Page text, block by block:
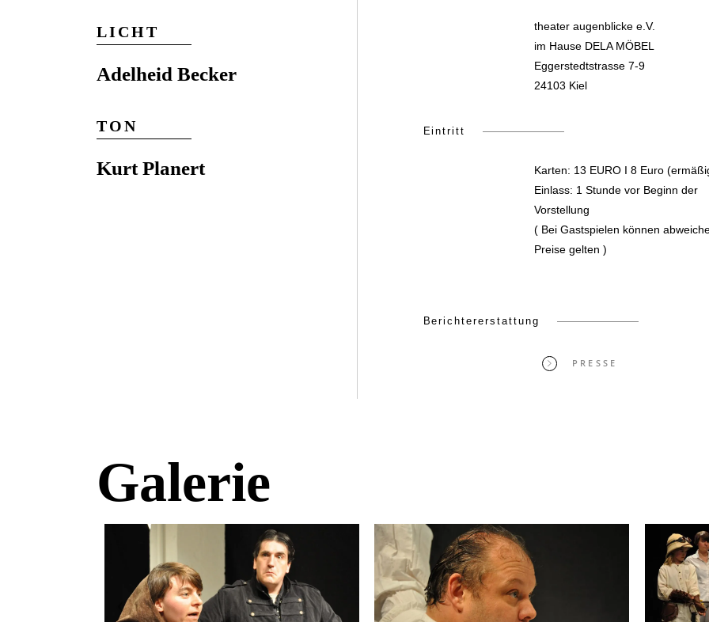
LICHT
Adelheid Becker
TON
Kurt Planert
theater augenblicke e.V.
im Hause DELA MÖBEL
Eggerstedtstrasse 7-9
24103 Kiel
Eintritt
Karten: 13 EURO I 8 Euro
Einlass: 1 Stunde vor Beginn der
Vorstellung
( Bei Gastspielen können
Preise gelten )
Berichtererstattung
PRESSE
Galerie